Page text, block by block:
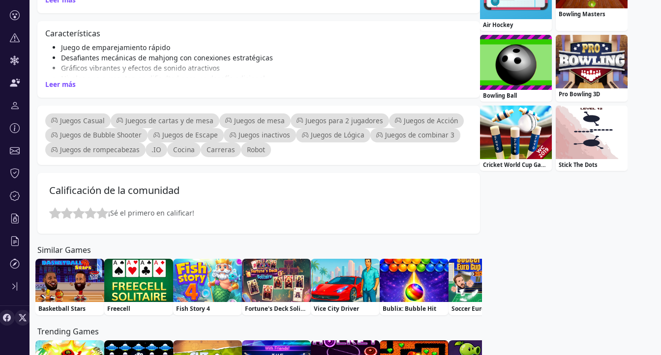
Características
Juego de emparejamiento rápido
Desafiantes mecánicas de mahjong con conexiones estratégicas
Gráficos vibrantes y efectos de sonido atractivos
Niveles que aumentan en dificultad para un desafío adicional
Compatible con controles de ratón y táctiles
Accesible para jugadores de todas las edades y niveles de habilidad
Leer más
Juegos Casual Juegos de cartas y de mesa Juegos de mesa Juegos para 2 jugadores
Juegos de Acción
Juegos de Bubble Shooter
Juegos de Escape Juegos inactivos Juegos de Lógica
Juegos de combinar 3
Juegos de rompecabezas
.IO Cocina Carreras Robot
Calificación de la comunidad
¡Sé el primero en calificar!
Similar Games
Basketball Stars Freecell Fish Story 4 Fortune's Deck Solitaire Vice City Driver Bublix: Bubble Hit Soccer Euro Cup 2025
Trending Games
Air Hockey
Bowling Masters
Bowling Ball Pro Bowling 3D
Cricket World Cup Game 2019 Mini Ground Cricke Stick The Dots